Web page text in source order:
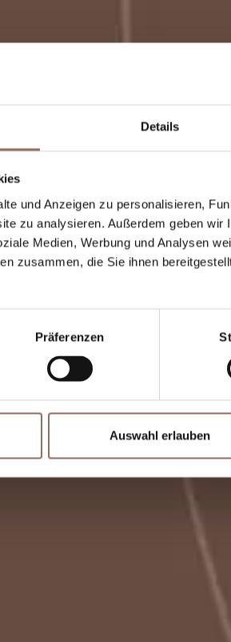
Details
und Anzeigen zu personalisieren,
zu analysieren. Außerdem geben
Medien, Werbung und Analysen
zusammen, die Sie ihnen
Präferenzen
Auswahl erlauben